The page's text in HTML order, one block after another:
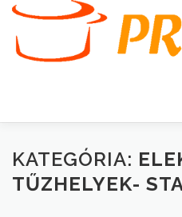
Tovább
tartalomhoz
KEZDŐOLDAL
KATEGÓRIA:
TŰZHELYEK-